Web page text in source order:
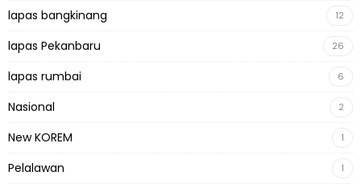
lapas bangkinang 12
lapas Pekanbaru 26
lapas rumbai 6
Nasional 2
New KOREM 1
Pelalawan 1